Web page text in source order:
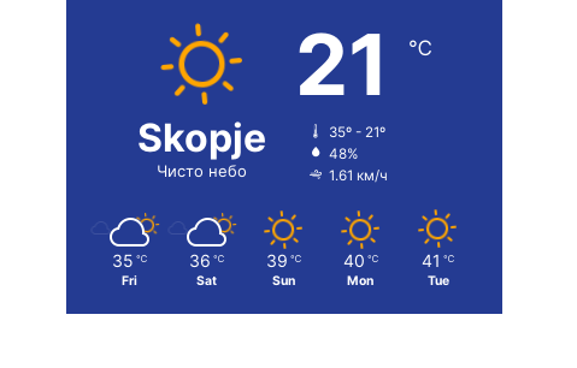
Skopje
Чисто небо
21 ℃
35º - 21º
48%
1.61 км/ч
35 ℃
Fri
36 ℃
Sat
39 ℃
Sun
40 ℃
Mon
41 ℃
Tue